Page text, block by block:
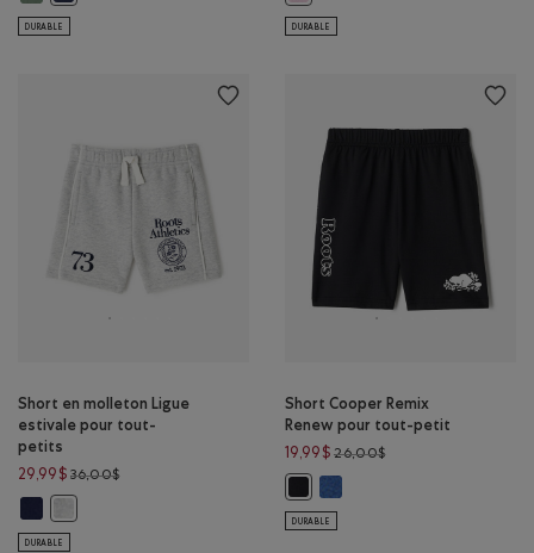
DURABLE DURABLE
Short en molleton Ligue
estivale pour tout-
petits
29,99$ 36,00$Prix réduit de 36,00$ à 29,99$
Short en molleton Ligue estivale pour tout-petits: ENCRE INDIGO
DURABLE
Short Cooper Remix
Renew pour tout-petit
19,99$ 26,00$Prix réduit de 26,00$
DURABLE